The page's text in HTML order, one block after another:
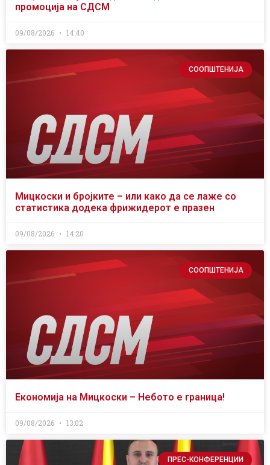
промоција на СДСМ
09/08/2026 14:40
СООПШТЕНИЈА
Мицкоски и бројките – или како да се лаже со
статистика додека фрижидерот е празен
09/08/2026 14:20
СООПШТЕНИЈА
Економија на Мицкоски – Небото е граница!
09/08/2026 13:02
ПРЕС-КОНФЕРЕНЦИИ